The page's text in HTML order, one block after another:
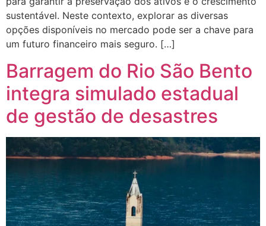
sustentável. Neste contexto, explorar as diversas
opções disponíveis no mercado pode ser a chave para
um futuro financeiro mais seguro. […]
Barragem do Rio São Bento
integra simulado estadual
de gestão de desastres